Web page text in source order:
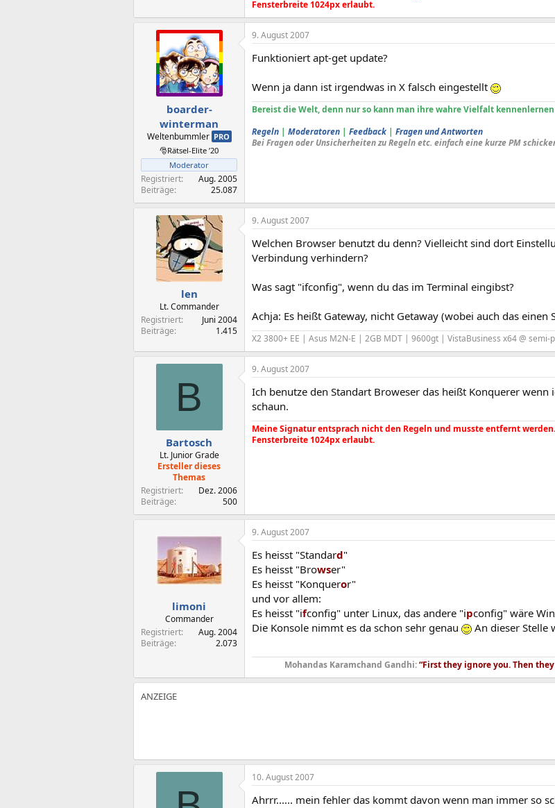
Fensterbreite 1024px erlaubt.
boarder-
winterman
Weltenbummler PRO
🎅Rätsel-Elite ’20
Moderator
Registriert
Aug. 2005
Beiträge
25.087
9. August 2007
Funktioniert apt-get update?
Wenn ja dann ist irgendwas in X falsch eingestellt
Bereist die Welt, denn nur so kann man ihre wahre Vielfalt kennenlernen
Regeln | Moderatoren | Feedback | Fragen und Antworten
Bei Fragen oder Unsicherheiten zu Regeln etc. einfach eine kurze PM
len
Lt. Commander
Registriert
Juni 2004
Beiträge
1.415
9. August 2007
Welchen Browser benutzt du denn? Vielleicht sind dort
Verbindung verhindern?
Was sagt "ifconfig", wenn du das im Terminal eingibst?
Achja: Es heißt Gateway, nicht Getaway (wobei auch das einen
X2 3800+ EE | Asus M2N-E | 2GB MDT | 9600gt | VistaBusiness x64 @ semi-
B
Bartosch
Lt. Junior Grade
Ersteller dieses
Themas
Registriert
Dez. 2006
Beiträge
500
9. August 2007
Ich benutze den Standart Broweser das heißt Konquerer
schaun.
Meine Signatur entsprach nicht den Regeln und musste entfernt werden.
Fensterbreite 1024px erlaubt.
limoni
Commander
Registriert
Aug. 2004
Beiträge
2.073
9. August 2007
Es heisst "Standard"
Es heisst "Browser"
Es heisst "Konqueror"
und vor allem:
Es heisst "ifconfig" unter Linux, das andere "ipconfig" wäre
Die Konsole nimmt es da schon sehr genau
An dieser Stelle
Mohandas Karamchand Gandhi:“First they ignore you. Then
10. August 2007
Ahrrr...... mein fehler das kommt davon wenn man immer so